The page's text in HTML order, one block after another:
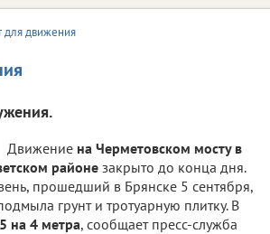
для движения
Движение на Черметовском мосту в
районе закрыто до конца дня.
прошедший в Брянске 5 сентября,
грунт и тротуарную плитку. В
на 4 метра, сообщает пресс-служба